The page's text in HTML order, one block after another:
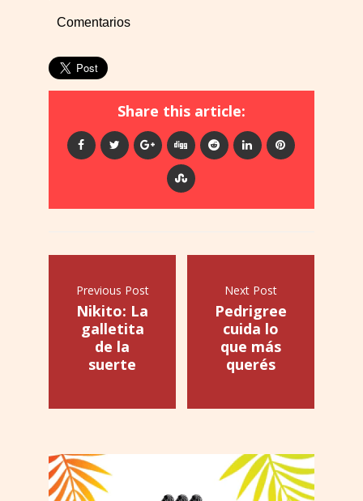
Comentarios
Share this article:
Previous Post
Nikito: La
galletita
de la
suerte
Next Post
Pedrigree
cuida lo
que más
querés